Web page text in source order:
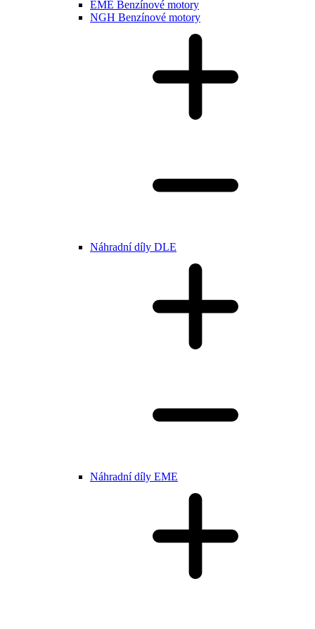
EME Benzínové motory
NGH Benzínové motory
Náhradní díly DLE
Náhradní díly EME